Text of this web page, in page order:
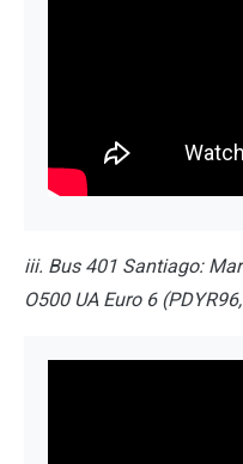
iii. Bus 401 Santiago:
O500 UA Euro 6